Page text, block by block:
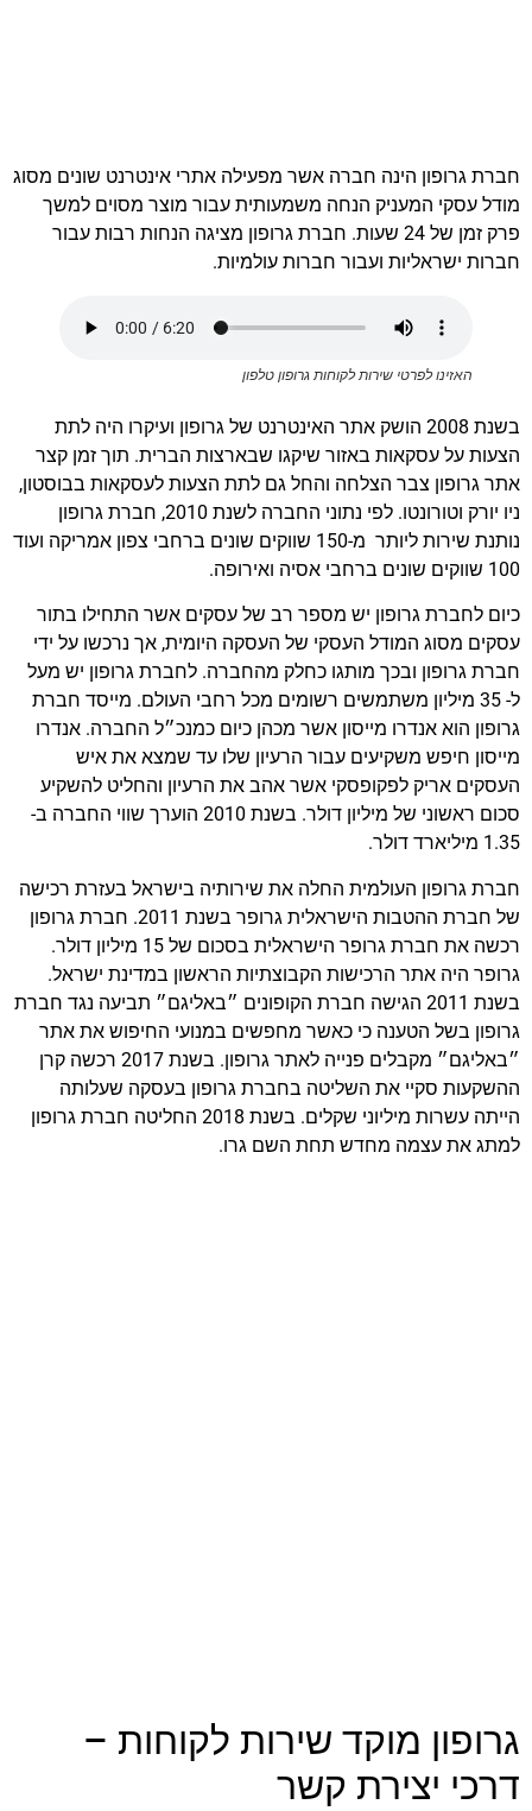
חברת גרופון הינה חברה אשר מפעילה אתרי אינטרנט שונים מסוג
מודל עסקי המעניק הנחה משמעותית עבור מוצר מסוים למשך
פרק זמן של 24 שעות. חברת גרופון מציגה הנחות רבות עבור
חברות ישראליות ועבור חברות עולמיות.
האזינו לפרטי שירות לקוחות גרופון טלפון
בשנת 2008 הושק אתר האינטרנט של גרופון ועיקרו היה לתת
הצעות על עסקאות באזור שיקגו שבארצות הברית. תוך זמן קצר
אתר גרופון צבר הצלחה והחל גם לתת הצעות לעסקאות בבוסטון,
ניו יורק וטורונטו. לפי נתוני החברה לשנת 2010, חברת גרופון
נותנת שירות ליותר מ-150 שווקים שונים ברחבי צפון אמריקה ועוד
100 שווקים שונים ברחבי אסיה ואירופה.
כיום לחברת גרופון יש מספר רב של עסקים אשר התחילו בתור
עסקים מסוג המודל העסקי של העסקה היומית, אך נרכשו על ידי
חברת גרופון ובכך מותגו כחלק מהחברה. לחברת גרופון יש מעל
ל- 35 מיליון משתמשים רשומים מכל רחבי העולם. מייסד חברת
גרופון הוא אנדרו מייסון אשר מכהן כיום כמנכ״ל החברה. אנדרו
מייסון חיפש משקיעים עבור הרעיון שלו עד שמצא את איש
העסקים אריק לפקופסקי אשר אהב את הרעיון והחליט להשקיע
סכום ראשוני של מיליון דולר. בשנת 2010 הוערך שווי החברה ב-
1.35 מיליארד דולר.
חברת גרופון העולמית החלה את שירותיה בישראל בעזרת רכישה
של חברת ההטבות הישראלית גרופר בשנת 2011. חברת גרופון
רכשה את חברת גרופר הישראלית בסכום של 15 מיליון דולר.
גרופר היה אתר הרכישות הקבוצתיות הראשון במדינת ישראל.
בשנת 2011 הגישה חברת הקופונים ״באליגם״ תביעה נגד חברת
גרופון בשל הטענה כי כאשר מחפשים במנועי החיפוש את אתר
״באליגם״ מקבלים פנייה לאתר גרופון. בשנת 2017 רכשה קרן
ההשקעות סקיי את השליטה בחברת גרופון בעסקה שעלותה
הייתה עשרות מיליוני שקלים. בשנת 2018 החליטה חברת גרופון
למתג את עצמה מחדש תחת השם גרו.
גרופון מוקד שירות לקוחות –
דרכי יצירת קשר